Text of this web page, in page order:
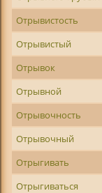
Отрывистость
Отрывистый
Отрывок
Отрывной
Отрывочность
Отрывочный
Отрыгивать
Отрыгиваться